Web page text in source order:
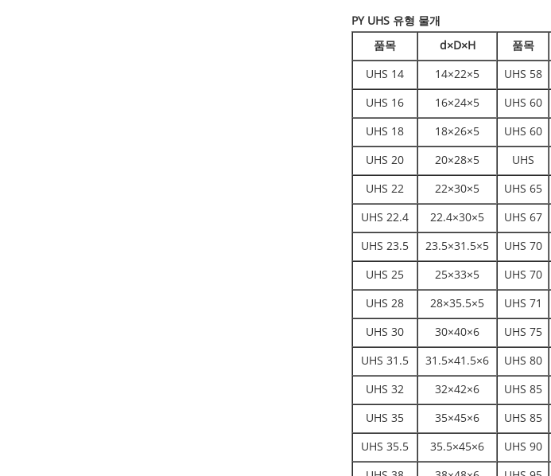
PY UHS 유형 물개
품목
d×D×H 품목
UHS 14 14×22×5 UHS 58
UHS 16 16×24×5 UHS 60
UHS 18 18×26×5 UHS 60
UHS 20 20×28×5 UHS
UHS 22 22×30×5 UHS 65
UHS 22.4 22.4×30×5 UHS 67
UHS 23.5 23.5×31.5×5 UHS 70
UHS 25 25×33×5 UHS 70
UHS 28 28×35.5×5 UHS 71
UHS 30 30×40×6 UHS 75
UHS 31.5 31.5×41.5×6 UHS 80
UHS 32 32×42×6 UHS 85
UHS 35 35×45×6 UHS 85
UHS 35.5 35.5×45×6 UHS 90